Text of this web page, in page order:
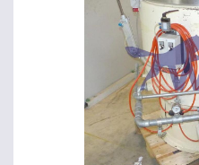
ANWENDEN